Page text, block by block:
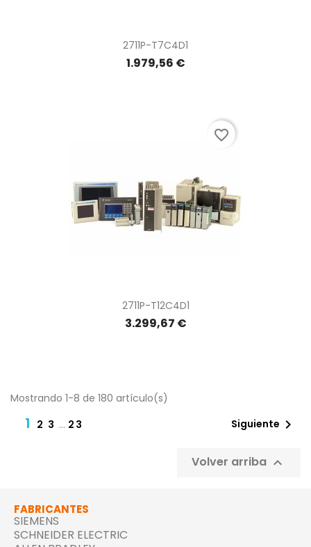
2711P-T7C4D1
1.979,56 €
2711P-T12C4D1
3.299,67 €
favorite_border
Mostrando 1-8 de 180 artículo(s)
1 2 3 … 23 Siguiente 
Volver arriba 
FABRICANTES
SIEMENS
SCHNEIDER ELECTRIC